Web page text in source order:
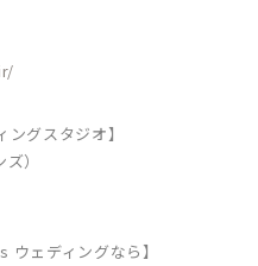
ングスタジオ】
）
ウェディングなら】